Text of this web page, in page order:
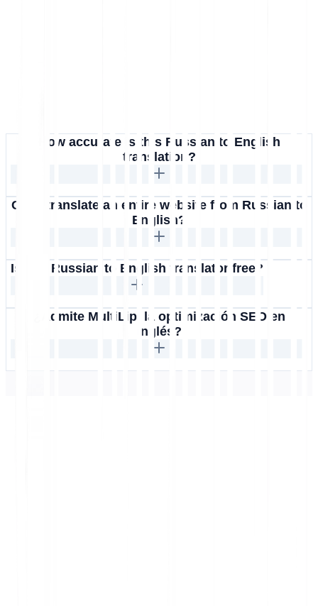
How accurate is this Russian to English
translation?
Can I translate an entire website from Russian to
English?
Is this Russian to English translator free?
¿Admite MultiLipi la optimización SEO en
inglés?